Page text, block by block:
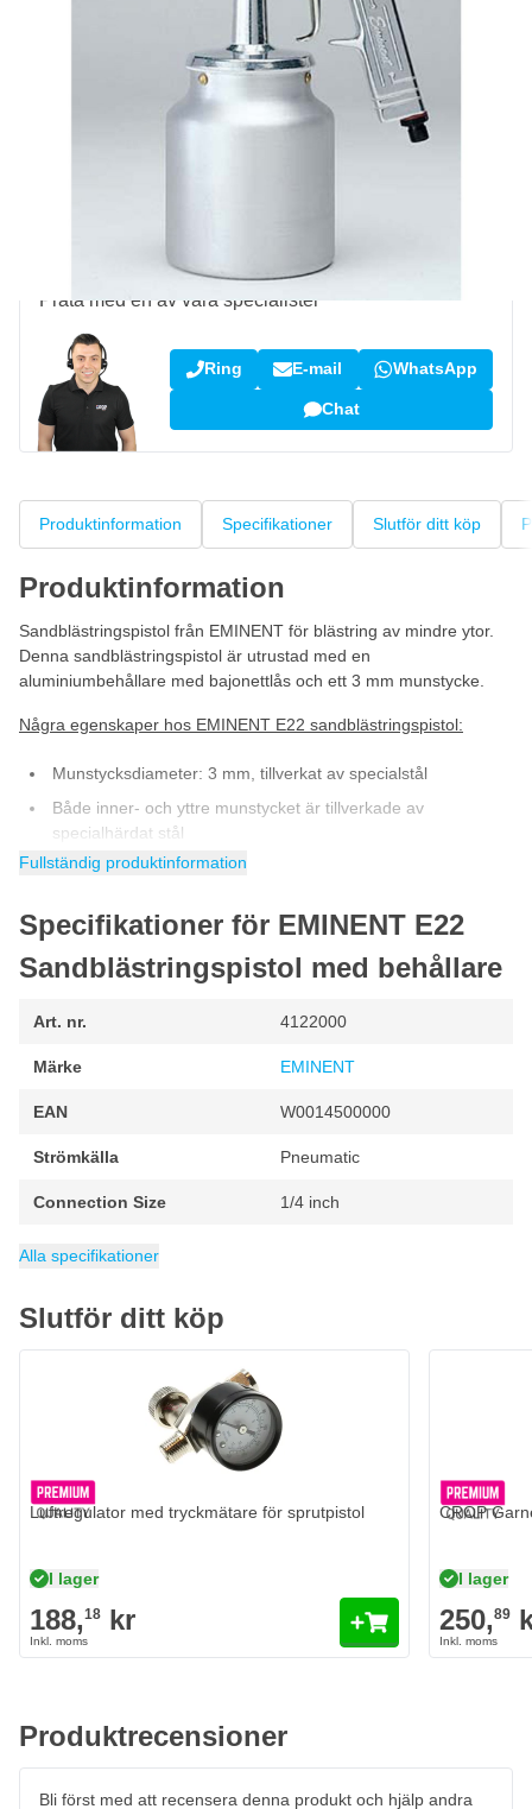
Lägg till i kundvagn
Beställ före 23:59,
skickas idag
Fråga om denna produkt?
Prata med en av våra specialister
Ring E-mail WhatsApp
Chat
Produktinformation Specifikationer Slutför ditt köp
Produktinformation
Sandblästringspistol från EMINENT för blästring av mindre ytor.
Denna sandblästringspistol är utrustad med en
aluminiumbehållare med bajonettlås och ett 3 mm munstycke.
Några egenskaper hos EMINENT E22 sandblästringspistol:
Munstycksdiameter: 3 mm, tillverkat av specialstål
Både inner- och yttre munstycket är tillverkade av
specialhärdat stål
Aluminiumbägare med en volym på 1 liter
Alla delar till denna EMINENT E22 sandblästringspistol finns även
att köpa separat!
Fullständig produktinformation
Specifikationer för EMINENT E22
Sandblästringspistol med behållare
Art. nr. 4122000
Märke EMINENT
EAN W0014500000
Strömkälla Pneumatic
Connection Size 1/4 inch
Förpackning
Luftförbrukning
Koppkapacitet
Typ av färgspruta
Kategori
Alla specifikationer
Slutför ditt köp
Luftregulator med tryckmätare för sprutpistol
I lager
188,18 kr
CROP
I lager
250,89
Produktrecensioner
Bli först med att recensera denna produkt och hjälp andra